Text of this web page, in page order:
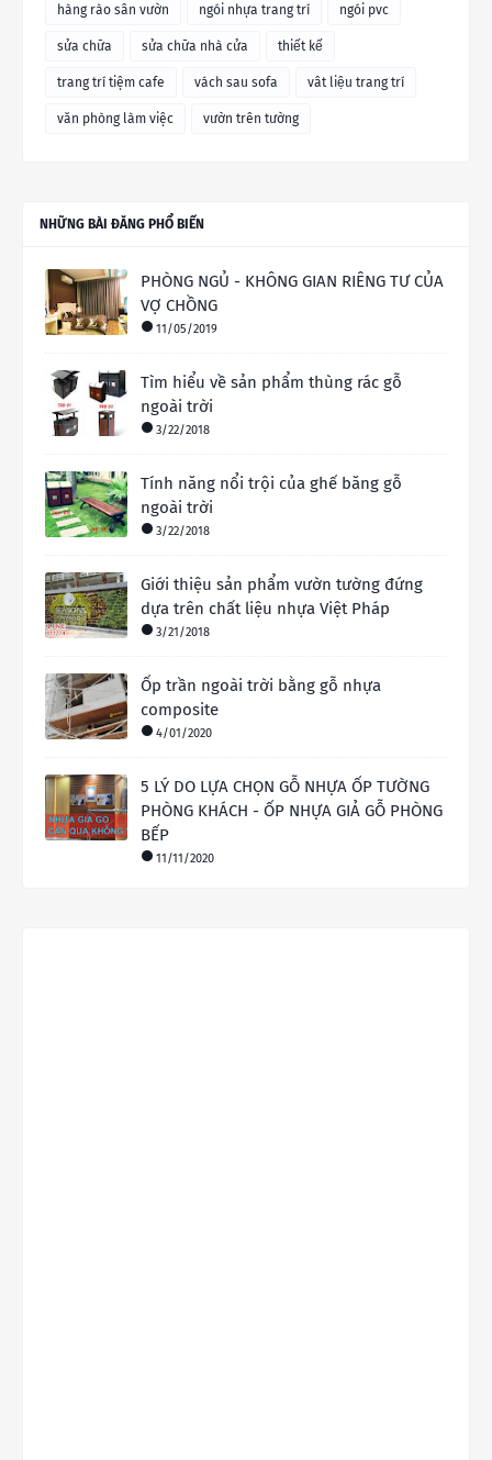
hàng rào sân vườn ngói nhựa trang trí ngói pvc
sửa chữa sửa chữa nhà cửa thiết kế
trang trí tiệm cafe vách sau sofa vât liệu trang trí
văn phòng làm việc vườn trên tường
NHỮNG BÀI ĐĂNG PHỔ BIẾN
PHÒNG NGỦ - KHÔNG GIAN RIÊNG TƯ CỦA
VỢ CHỒNG
11/05/2019
Tìm hiểu về sản phẩm thùng rác gỗ
ngoài trời
3/22/2018
Tính năng nổi trội của ghế băng gỗ
ngoài trời
3/22/2018
Giới thiệu sản phẩm vườn tường đứng
dựa trên chất liệu nhựa Việt Pháp
3/21/2018
Ốp trần ngoài trời bằng gỗ nhựa
composite
4/01/2020
5 LÝ DO LỰA CHỌN GỖ NHỰA ỐP TƯỜNG
PHÒNG KHÁCH - ỐP NHỰA GIẢ GỖ PHÒNG
BẾP
11/11/2020